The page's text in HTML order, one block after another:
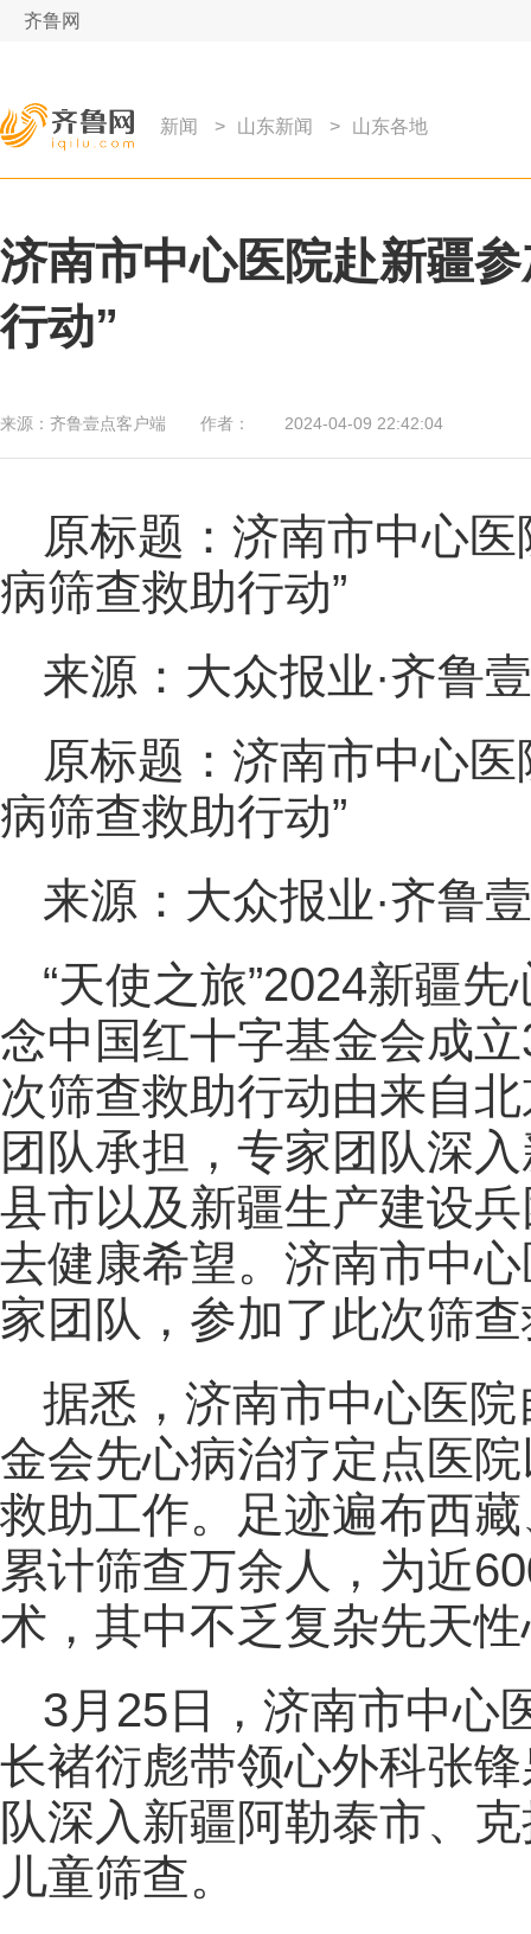
齐鲁网
新闻 > 山东新闻 > 山东各地
济南市中心医院赴新疆
行动”
来源： 齐鲁壹点客户端 作者： 2024-04-09 22:42:04
原标题：济南市中心
病筛查救助行动”
来源：大众报业·齐鲁
原标题：济南市中心
病筛查救助行动”
来源：大众报业·齐鲁
“天使之旅”2024新疆
念中国红十字基金会成
次筛查救助行动由来自
团队承担，专家团队深
县市以及新疆生产建设
去健康希望。济南市中
家团队，参加了此次筛
据悉，济南市中心医
金会先心病治疗定点医
救助工作。足迹遍布西
累计筛查万余人，为近
术，其中不乏复杂先天
3月25日，济南市中心
长褚衍彪带领心外科张
队深入新疆阿勒泰市、
儿童筛查。